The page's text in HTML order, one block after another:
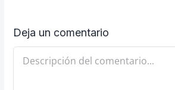
Deja un comentario
Comentario